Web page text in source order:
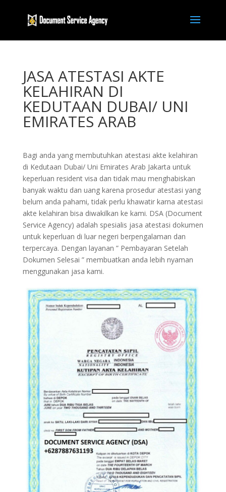
JASA ATESTASI AKTE
KELAHIRAN DI
KEDUTAAN DUBAI/ UNI
EMIRATES ARAB
Bagi anda yang membutuhkan atestasi akte kelahiran
di Kedutaan Dubai/ Uni Emirates Arab Jakarta untuk
keperluan resident visa dan tidak mau menghabiskan
banyak waktu dan uang karena prosedur atestasi yang
belum anda pahami, tidak perlu khawatir karna atestasi
akte kelahiran bisa diwakilkan ke kami. DSA (Document
Service Agency) adalah spesialis jasa atestasi dokumen
untuk keperluan di luar negeri berpengalaman dan
terpercaya. Dengan layanan ” Pembayaran Setelah
Dokumen Selesai ” membuatkan anda lebih nyaman
menggunakan jasa kami.